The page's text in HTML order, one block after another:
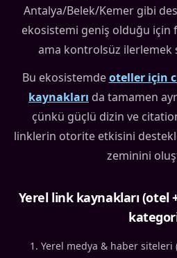
Antalya/Belek/Kemer gibi
ekosistemi geniş olduğu için
ama kontrolsüz ilerlemek
Bu ekosistemdeoteller için
kaynakları da tamamen
çünkü güçlü dizin ve
linklerin otorite etkisini
zeminini
Yerel link kaynakları (otel
Yerel medya & haber